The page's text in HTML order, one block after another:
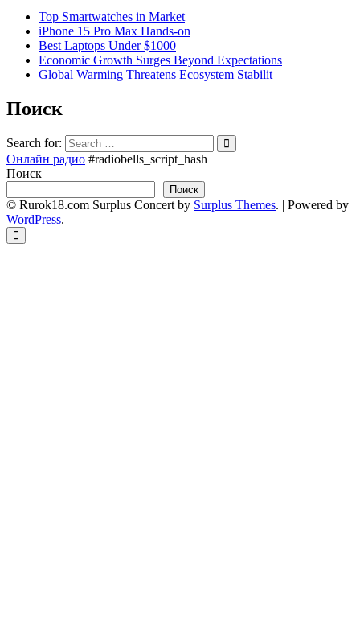
Top Smartwatches in Market
iPhone 15 Pro Max Hands-on
Best Laptops Under $1000
Economic Growth Surges Beyond Expectations
Global Warming Threatens Ecosystem Stabilit
Поиск
Search for:
Онлайн радио #radiobells_script_hash
Поиск
Поиск
© Rurok18.com Surplus Concert by Surplus Themes. | Powered by
WordPress.